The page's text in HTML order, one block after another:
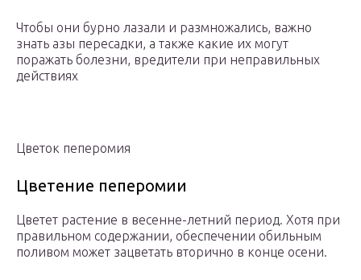
Чтобы они бурно лазали и размножались, важно
знать азы пересадки, а также какие их могут
поражать болезни, вредители при неправильных
действиях
Цветок пеперомия
Цветение пеперомии
Цветет растение в весенне-летний период. Хотя при
правильном содержании, обеспечении обильным
поливом может зацветать вторично в конце осени.